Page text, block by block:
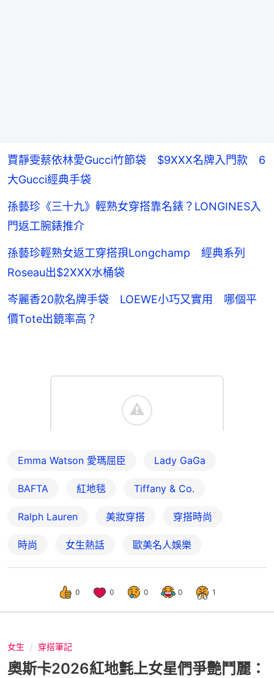
賈靜雯蔡依林愛Gucci竹節袋 $9XXX名牌入門款 6
大Gucci經典手袋
孫藝珍《三十九》輕熟女穿搭靠名錶？LONGINES入
門返工腕錶推介
孫藝珍輕熟女返工穿搭孭Longchamp 經典系列
Roseau出$2XXX水桶袋
岑麗香20款名牌手袋 LOEWE小巧又實用 哪個平
價Tote出鏡率高？
Emma Watson 愛瑪屈臣 Lady GaGa
BAFTA 紅地毯 Tiffany & Co.
Ralph Lauren 美妝穿搭 穿搭時尚
時尚 女生熱話 歐美名人娛樂
0 0 0 0 1
女生 穿搭筆記
奧斯卡2026紅地氈上女星們爭艷鬥麗：